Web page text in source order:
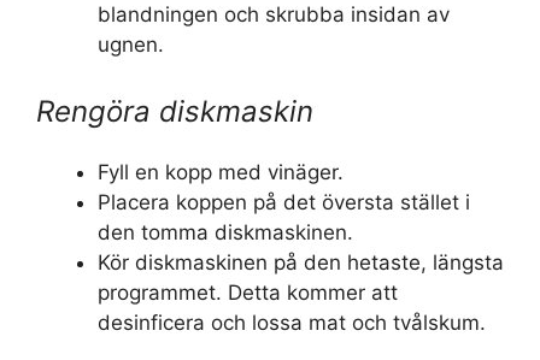
blandningen och skrubba insidan av
ugnen.
Rengöra diskmaskin
Fyll en kopp med vinäger.
Placera koppen på det översta stället i
den tomma diskmaskinen.
Kör diskmaskinen på den hetaste, längsta
programmet. Detta kommer att
desinficera och lossa mat och tvålskum.